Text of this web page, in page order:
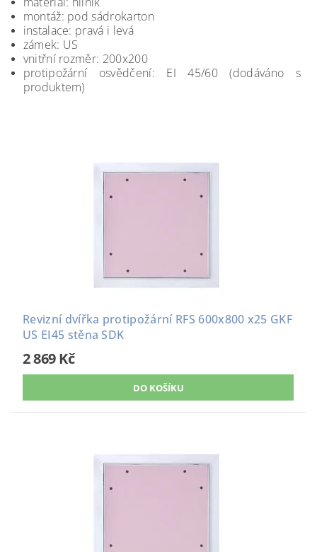
montáž: pod sádrokarton
instalace: pravá i levá
zámek: US
vnitřní rozměr: 200x200
protipožární osvědčení: EI 45/60 (dodáváno s
produktem)
Revizní dvířka protipožární RFS 600x800 x25 GKF
US EI45 stěna SDK
2 869 Kč